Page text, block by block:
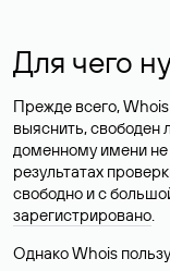
Для чего
Прежде всего,
выяснить,
доменному имени не
результатах
свободно и с
зарегистрировано.
Однако Whois